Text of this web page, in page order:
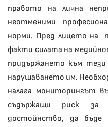
правото на лична
неотменими
норми. Пред лицето на
факти силата на
придържането към
нарушаването им.
налага мониторингът
съдържащи риск за
достойнство, да бъде